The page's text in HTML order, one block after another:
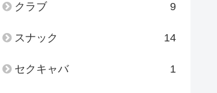
クラブ 9
スナック 14
セクキャバ 1